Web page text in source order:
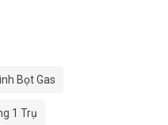
Bọt Gas
1 Trụ